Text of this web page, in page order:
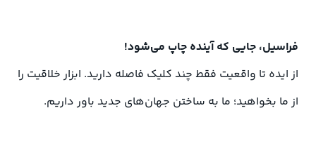
فراسیل، جایی که آینده چاپ می‌شود!
از ایده تا واقعیت فقط چند کلیک فاصله دارید. ابزار خلاقیت را
از ما بخواهید؛ ما به ساختن جهان‌های جدید باور داریم.